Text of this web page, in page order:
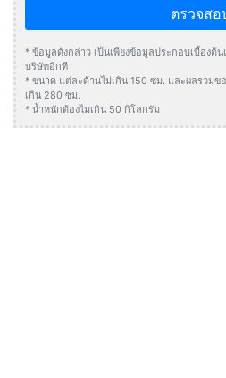
ตรวจสอ
* ข้อมูลดังกล่าว เป็นเพียงข้อมูลประกอบเบื้องต้
บริษัทอีกที
* ขนาด แต่ละด้านไม่เกิน 150 ซม. และผลรวมข
เกิน 280 ซม.
* น้ำหนักต้องไมเกิน 50 กิโลกรัม